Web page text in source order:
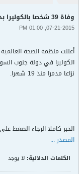
وفاة 39 شخصا بالكوليرا بدولة جنوب السودان
07-21-2015, 01:00 PM
الكوليرا في دولة جنوب
نزاعا مدمرا منذ 19 شهرا.
الخبر كاملا الرجاء الضغط
المصدر ...
الكلمات الدلالية: لا يوجد